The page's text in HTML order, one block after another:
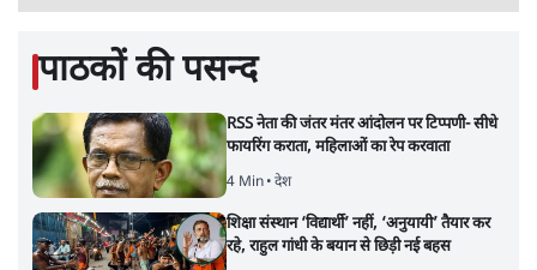
पाठकों की पसन्द
RSS नेता की जंतर मंतर आंदोलन पर टिप्पणी- सीधे
फायरिंग कराता, महिलाओं का रेप करवाता
4 Min• देश
शिक्षा संस्थान ‘विद्यार्थी’ नहीं, ‘अनुयायी’ तैयार कर
रहे, राहुल गांधी के बयान से छिड़ी नई बहस